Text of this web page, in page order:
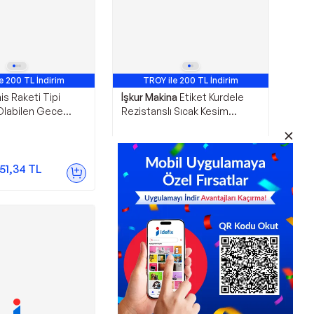
200 TL İndirim
Raketi Tipi
Gece
TL
TROY ile 200 TL İndirim
İşkur Makina Etiket Kurdele
Rezistanslı Sıcak Kesim
1.200,00TL